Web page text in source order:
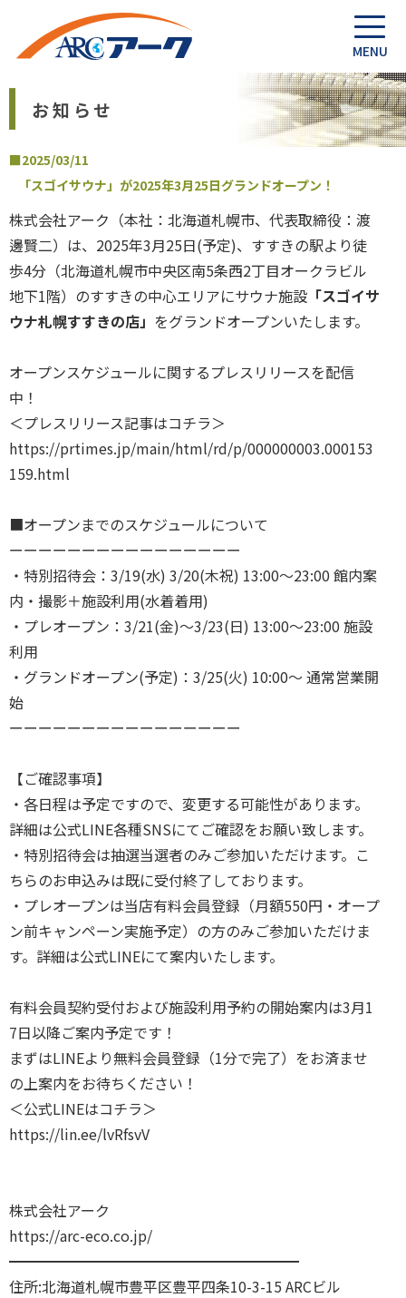
お知らせ
■2025/03/11
「スゴイサウナ」が2025年3月25日グランドオープン！
株式会社アーク（本社：北海道札幌市、代表取締役：渡
邊賢二）は、2025年3月25日(予定)、すすきの駅より徒
歩4分（北海道札幌市中央区南5条西2丁目オークラビル
地下1階）のすすきの中心エリアにサウナ施設 「スゴイサ
ウナ札幌すすきの店」 をグランドオープンいたします。
オープンスケジュールに関するプレスリリースを配信
中！
＜プレスリリース記事はコチラ＞
https://prtimes.jp/main/html/rd/p/000000003.000153
159.html
■オープンまでのスケジュールについて
ーーーーーーーーーーーーーーーー
・特別招待会：3/19(水) 3/20(木祝) 13:00～23:00 館内案
内・撮影＋施設利用(水着着用)
・プレオープン：3/21(金)～3/23(日) 13:00～23:00 施設
利用
・グランドオープン(予定)：3/25(火) 10:00～ 通常営業開
始
ーーーーーーーーーーーーーーーー
【ご確認事項】
・各日程は予定ですので、変更する可能性があります。
詳細は公式LINE各種SNSにてご確認をお願い致します。
・特別招待会は抽選当選者のみご参加いただけます。こ
ちらのお申込みは既に受付終了しております。
・プレオープンは当店有料会員登録（月額550円・オープ
ン前キャンペーン実施予定）の方のみご参加いただけま
す。詳細は公式LINEにて案内いたします。
有料会員契約受付および施設利用予約の開始案内は3月1
7日以降ご案内予定です！
まずはLINEより無料会員登録（1分で完了）をお済ませ
の上案内をお待ちください！
＜公式LINEはコチラ＞
https://lin.ee/lvRfsvV
株式会社アーク
https://arc-eco.co.jp/
━━━━━━━━━━━━━━━━━━━━
住所:北海道札幌市豊平区豊平四条10-3-15 ARCビル